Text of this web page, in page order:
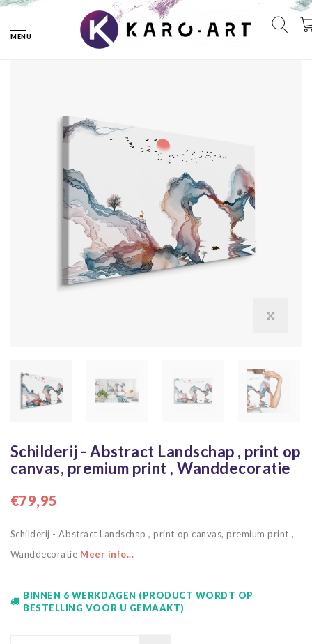
MENU
Schilderij - Abstract Landschap , print op canvas, premium
print , Wanddecoratie
Schilderij - Abstract Landschap , print op
canvas, premium print , Wanddecoratie
€79,95
Schilderij - Abstract Landschap , print op canvas, premium print ,
Wanddecoratie Meer info...
BINNEN 6 WERKDAGEN (PRODUCT WORDT OP
BESTELLING VOOR U GEMAAKT)